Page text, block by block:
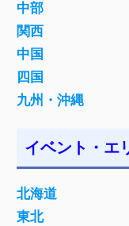
中部
関西
中国
四国
九州・沖縄
イベント・エ
北海道
東北